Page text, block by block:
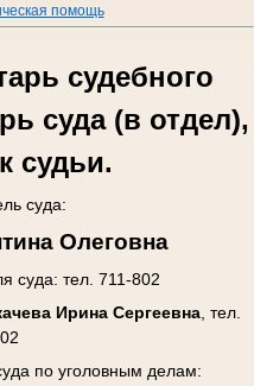
помощь
судебного
суда (в отдел),
судьи.
суда:
Олеговна
суда: тел. 711-802
Ирина Сергеевна, тел.
по уголовным делам: